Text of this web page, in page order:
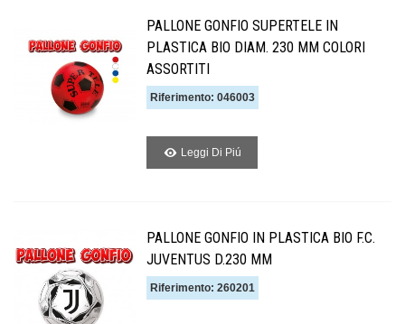
PALLONE GONFIO SUPERTELE IN
PLASTICA BIO DIAM. 230 MM COLORI
ASSORTITI
Riferimento: 046003
Leggi Di Piú
PALLONE GONFIO IN PLASTICA BIO F.C.
JUVENTUS D.230 MM
Riferimento: 260201